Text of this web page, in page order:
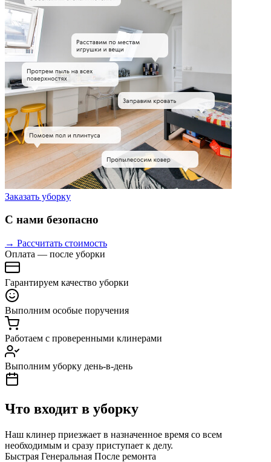
Заказать уборку
С нами безопасно
→ Рассчитать стоимость
Оплата — после уборки
Гарантируем качество уборки
Выполним особые поручения
Работаем с проверенными клинерами
Выполним уборку день-в-день
Что входит в уборку
Наш клинер приезжает в назначенное время со всем
необходимым и сразу приступает к делу.
Быстрая Генеральная После ремонта